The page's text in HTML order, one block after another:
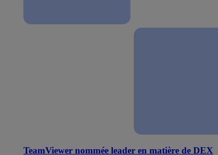
TeamViewer nommée leader en matière de DEX